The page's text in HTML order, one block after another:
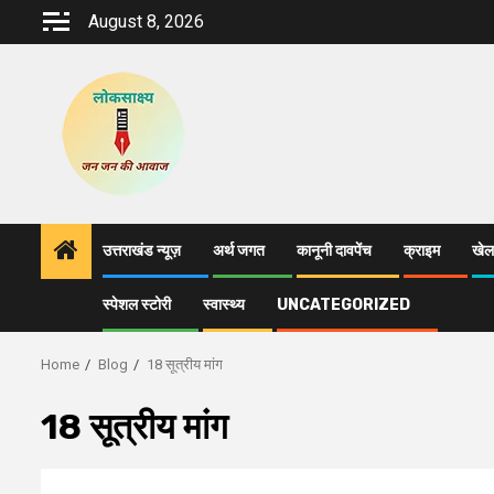
August 8, 2026
उत्तराखंड न्यूज़ अर्थ जगत कानूनी दावपेंच क्राइम खेल
स्पेशल स्टोरी स्वास्थ्य UNCATEGORIZED
Home Blog 18 सूत्रीय मांग
18 सूत्रीय मांग